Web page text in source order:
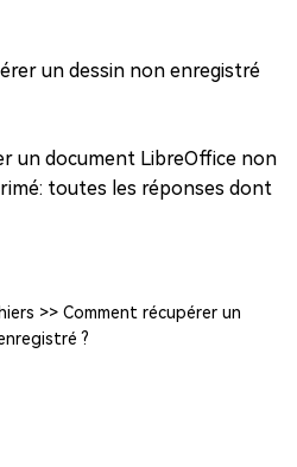
un dessin non enregistré
un document LibreOffice non
toutes les réponses dont
>> Comment récupérer un
?